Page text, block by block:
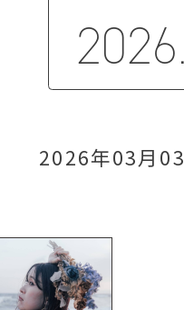
2026.
2026年03月